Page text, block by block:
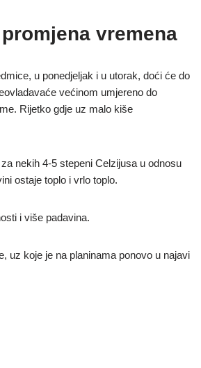
vremena
u ponedjeljak i u utorak, doći će do
većinom umjereno do
Rijetko gdje uz malo kiše
nekih 4-5 stepeni Celzijusa u odnosu
ostaje toplo i vrlo toplo.
i više padavina.
uz koje je na planinama ponovo u najavi